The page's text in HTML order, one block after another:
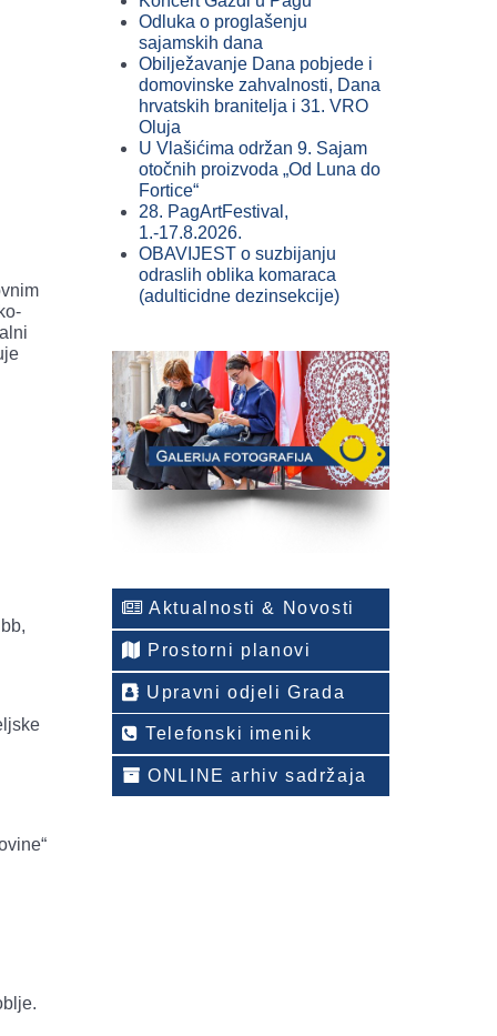
Odluka o proglašenju
sajamskih dana
Obilježavanje Dana pobjede i
domovinske zahvalnosti, Dana
hrvatskih branitelja i 31. VRO
Oluja
U Vlašićima održan 9. Sajam
otočnih proizvoda „Od Luna do
Fortice“
28. PagArtFestival,
1.-17.8.2026.
OBAVIJEST o suzbijanju
odraslih oblika komaraca
(adulticidne dezinsekcije)
Aktualnosti & Novosti
Prostorni planovi
Upravni odjeli Grada
Telefonski imenik
ONLINE arhiv sadržaja